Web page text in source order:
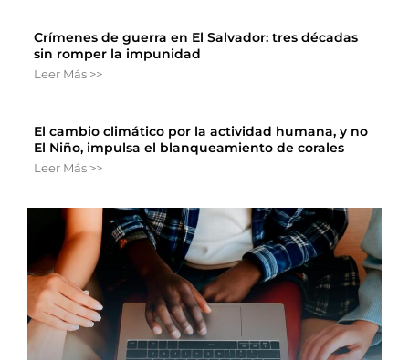
Crímenes de guerra en El Salvador: tres décadas
sin romper la impunidad
Leer Más >>
El cambio climático por la actividad humana, y no
El Niño, impulsa el blanqueamiento de corales
Leer Más >>